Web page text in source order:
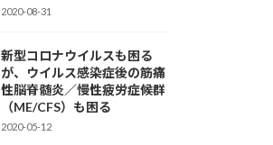
2020-08-31
新型コロナウイルスも困る
が、ウイルス感染症後の筋痛
性脳脊髄炎／慢性疲労症候群
（ME/CFS）も困る
2020-05-12